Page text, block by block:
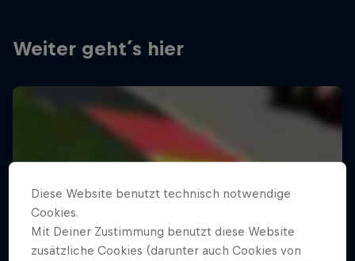
Weiter geht´s hier
Diese Website benutzt technisch notwendige
Cookies.
Mit Deiner Zustimmung benutzt diese Website
zusätzliche Cookies (darunter auch Cookies von